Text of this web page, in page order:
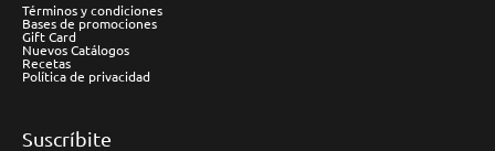
Términos y condiciones
Bases de promociones
Gift Card
Nuevos Catálogos
Recetas
Política de privacidad
Suscríbite